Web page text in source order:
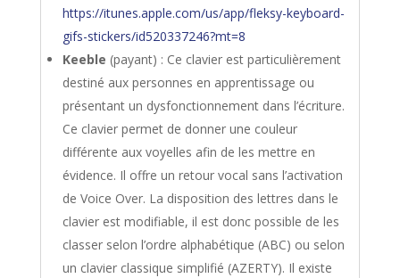
https://itunes.apple.com/us/app/fleksy-keyboard-
gifs-stickers/id520337246?mt=8
Keeble (payant) : Ce clavier est particulièrement
destiné aux personnes en apprentissage ou
présentant un dysfonctionnement dans l’écriture.
Ce clavier permet de donner une couleur
différente aux voyelles afin de les mettre en
évidence. Il offre un retour vocal sans l’activation
de Voice Over. La disposition des lettres dans le
clavier est modifiable, il est donc possible de les
classer selon l’ordre alphabétique (ABC) ou selon
un clavier classique simplifié (AZERTY). Il existe